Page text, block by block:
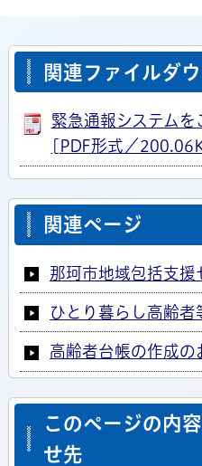
関連ファイルダ
緊急通報システム
[PDF形式／
関連ページ
那珂市地域包括支援
ひとり暮らし高齢者
高齢者台帳の作成の
このページの内
せ先